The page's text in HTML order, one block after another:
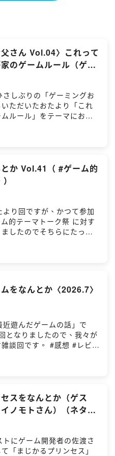
「推薦作品」に選出されました
」内「カルチャー通になれる番
ンサー・クリエイターとして登
父さん Vol.04〉これって
のゲームルール（ゲス
ん・たけおさん）
しぶりの「ゲーミングお
ただいたおたより「これ
ルール」をテーマにお父
//// キーワード ///////////////
ほったらかし／携帯ゲー
価なゲーム機//// 出演
しゅんさん／たけおさ
｜オープニング
ント予告(00:02:15) ｜ゲ
さん(00:17:06) ｜本編／
(01:36:18) ｜エンディン
番組へのおたより・
（
ゲームなんとかの今後の
る番組リスナーさん増加
を開設しました。ポッド
ではなく、動画ならでは
と思いますので、ぜひと
します。
その他
ゲームなんとか をお気軽
か Vol.41（ #ゲーム的
り回ですが、かつて参加
的テーマトーク祭 に対す
したのでそちらにたっぷ
#解説 #考察 #ポッドキャ
／生存if//// 出演
チャプター
ニング(00:00:56) ｜シュ
｜本編／おたよりを
ィング//// 番組へのおたよ
・メッセージは番組ウェ
送りください。//// 番組
を開設しました。ポッド
ではなく、動画ならでは
と思いますので、ぜひと
します。
その他
ゲームなんとか をお気軽
をなんとか〈2026.7〉
遊んだゲームの話」で
となりましたので、我々が
談回です。 #感想 #レビュ
ングお父さん＆お母さ
ぞお気軽に投稿ください
207885991448793
シュレディンガー
ックス／リズム天国ミラ
こへい／HARU//// チャ
スをなんとか（ゲス
ノモトさん）（ネタバ
にゲーム開発者の佐渡さ
「まじかるプリンセス」